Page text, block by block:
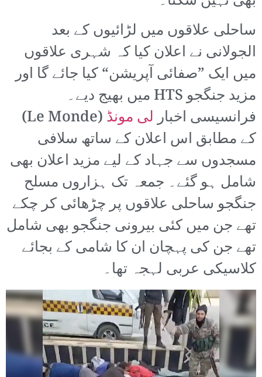
ساحلی علاقوں میں لڑائیوں کے بعد
الجولانی نے اعلان کیا کہ شہری علاقوں
میں ایک ”صفائی آپریشن“ کیا جائے گا اور
مزید جنگجو HTS میں بھیج دیے۔
فرانسیسی اخبارلی مونڈ
(Le Monde)
کے مطابق اس اعلان کے ساتھ سلافی
مسجدوں سے جہاد کے لیے مزید اعلان بھی
شامل ہو گئے۔ جمعہ تک ہزاروں مسلح
جنگجو ساحلی علاقوں پر چڑھائی کر چکے
تھے جن میں کئی بیرونی جنگجو بھی شامل
تھے جن کی پہچان ان کا شامی کے بجائے
کلاسیکی عربی لہجہ تھا۔